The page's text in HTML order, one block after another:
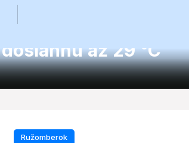
slnečná sobota 8.
až 29 °C
Ružomberok